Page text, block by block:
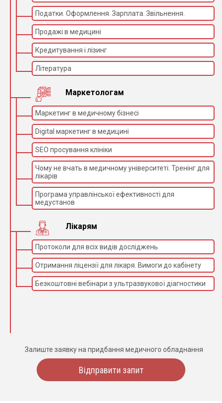
Концентрація - O2 21-100 об
Промивання O2 - > 35 л/хв
Безпечний потік O2 - 0-12л/хв
Податки. Оформлення. Зарплата. Звільнення.
Продажі в медицині
Кредитування і лізинг
Література
Маркетологам
Маркетинг в медичному бізнесі
Digital маркетинг в медицині
SEO просування клініки
Чому не вчать в медичному університеті. Тренінг для
лікарів
Програма управлінської ефективності для
медустанов
Лікарям
Протоколи для всіх видів досліджень
Отримання ліцензії для лікаря. Вимоги до кабінету
Безкоштовні вебінари з ультразвукової діагностики
Залиште заявку на придбання медичного обладнання
Відправити запит